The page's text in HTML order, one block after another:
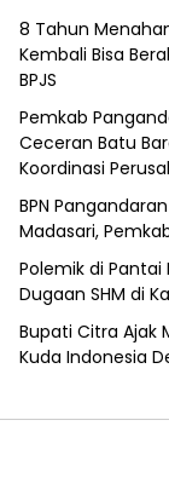
8 Tahun
Kembali Bisa
BPJS
Pemkab
Ceceran Batu
Koordinasi
BPN
Madasari,
Polemik di Pantai
Dugaan SHM di
Bupati Citra Ajak
Kuda Indonesia